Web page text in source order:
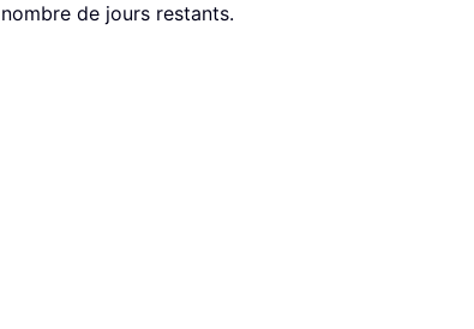
de jours restants.